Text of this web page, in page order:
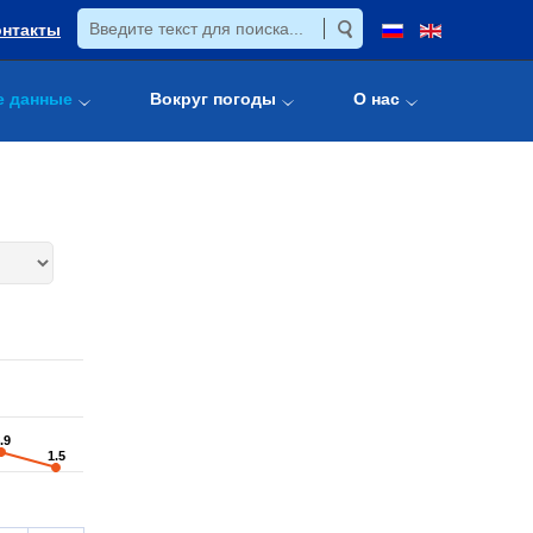
данные Вокруг погоды О нас
1.5
1.5